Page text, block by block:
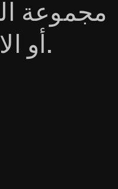
مجموعة
أو الاتصال بالفريق.